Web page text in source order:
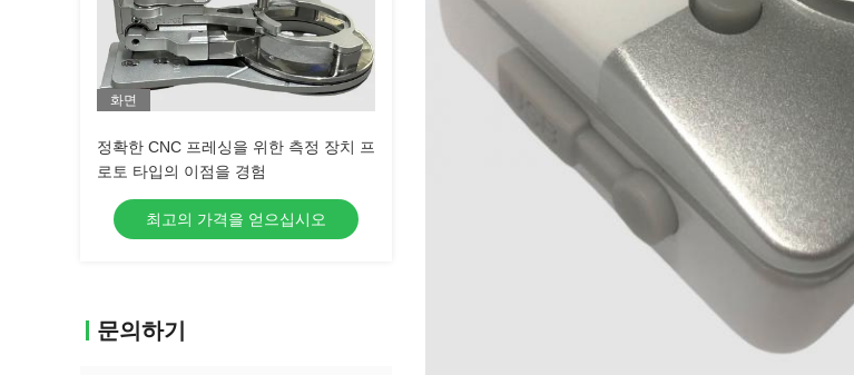
화면
정확한 CNC 프레싱을 위한 측정 장치 프
로토 타입의 이점을 경험
최고의 가격을 얻으십시오
문의하기